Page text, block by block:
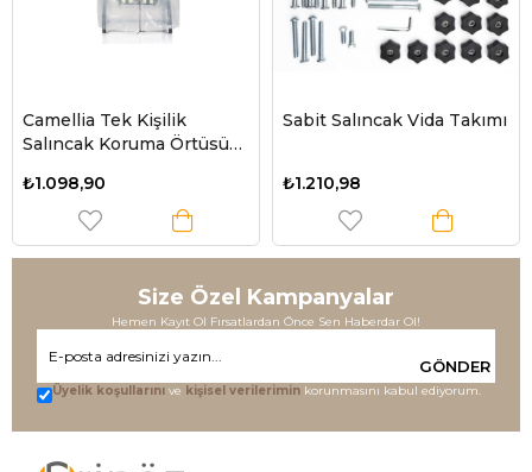
Camellia Tek Kişilik
Salıncak Koruma Örtüsü
₺1.098,90
Sabit Salıncak Vida Takımı
₺1.210,98
Size Özel Kampanyalar
Hemen Kayıt Ol Fırsatlardan Önce Sen Haberdar Ol!
GÖNDER
Üyelik koşullarını ve kişisel verilerimin korunmasını kabul ediyorum.